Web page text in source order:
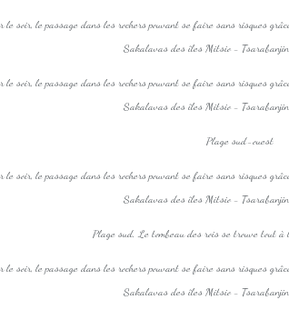
Plage sud-ouest
Plage sud. Le tombeau des rois se trouve tout